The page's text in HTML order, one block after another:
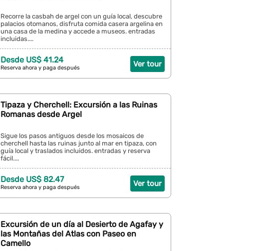
Recorre la casbah de argel con un guía local, descubre
palacios otomanos, disfruta comida casera argelina en
una casa de la medina y accede a museos. entradas
incluidas....
Ver tour
Desde US$ 41.24
Reserva ahora y paga después
Tipaza y Cherchell: Excursión a las Ruinas
Romanas desde Argel
Sigue los pasos antiguos desde los mosaicos de
cherchell hasta las ruinas junto al mar en tipaza, con
guía local y traslados incluidos. entradas y reserva
fácil....
Ver tour
Desde US$ 82.47
Reserva ahora y paga después
Excursión de un día al Desierto de Agafay y
las Montañas del Atlas con Paseo en
Camello